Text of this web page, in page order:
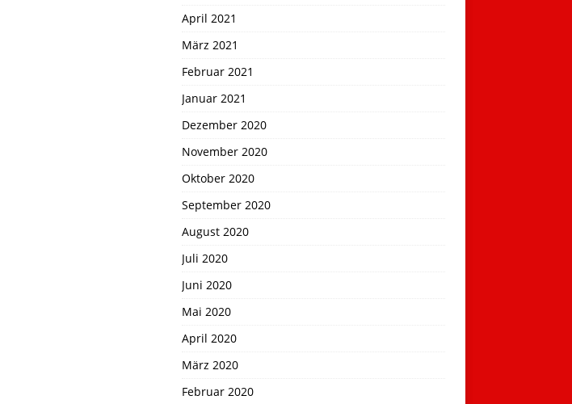
April 2021
März 2021
Februar 2021
Januar 2021
Dezember 2020
November 2020
Oktober 2020
September 2020
August 2020
Juli 2020
Juni 2020
Mai 2020
April 2020
März 2020
Februar 2020